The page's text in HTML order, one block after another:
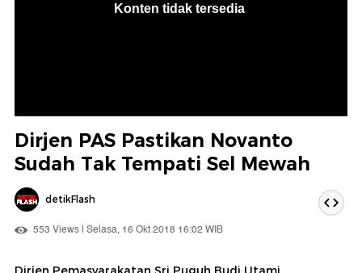
Konten tidak tersedia
Dirjen PAS Pastikan Novanto
Sudah Tak Tempati Sel Mewah
detikFlash
553 Views | Selasa, 16 Okt 2018 16:02 WIB